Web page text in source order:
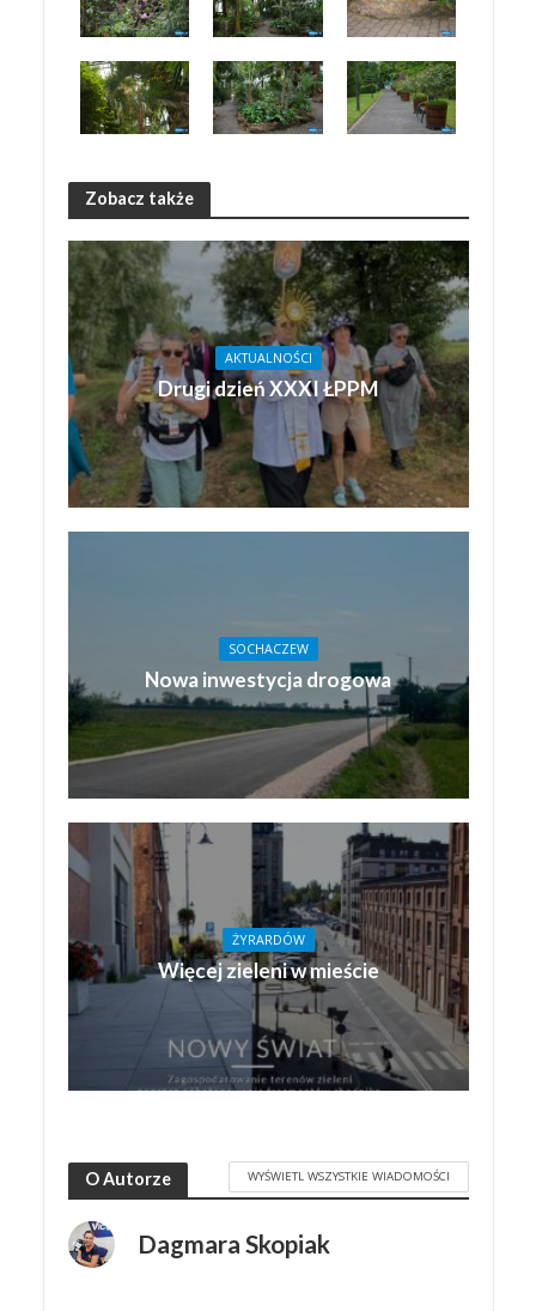
Zobacz także
AKTUALNOŚCI
Drugi dzień XXXI ŁPPM
SOCHACZEW
Nowa inwestycja drogowa
ŻYRARDÓW
Więcej zieleni w mieście
O Autorze WYŚWIETL WSZYSTKIE WIADOMOŚCI
Dagmara Skopiak